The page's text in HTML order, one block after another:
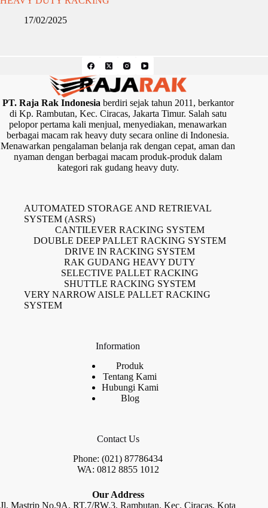
17/02/2025
PT. Raja Rak Indonesiaberdiri sejak tahun 2011, berkantor
di Kp. Rambutan, Kec. Ciracas, Jakarta Timur. Salah satu
pelopor pertama kali menjual, menyediakan, menawarkan
berbagai macam rak heavy duty secara online di Indonesia.
Menawarkan pengalaman belanja rak dengan cepat, aman dan
nyaman dengan berbagai macam produk-produk dalam
kategori rak gudang heavy duty.
AUTOMATED STORAGE AND RETRIEVAL
SYSTEM (ASRS)
CANTILEVER RACKING SYSTEM
DOUBLE DEEP PALLET RACKING SYSTEM
DRIVE IN RACKING SYSTEM
RAK GUDANG HEAVY DUTY
SELECTIVE PALLET RACKING
SHUTTLE RACKING SYSTEM
VERY NARROW AISLE PALLET RACKING
SYSTEM
Information
Produk
Tentang Kami
Hubungi Kami
Blog
Contact Us
Phone: (021) 87786434
WA: 0812 8855 1012
Our Address
Jl. Mastrip No.9A, RT.7/RW.3, Rambutan, Kec. Ciracas, Kota